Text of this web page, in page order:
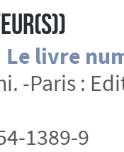
Le livre
-Paris :
1389-9